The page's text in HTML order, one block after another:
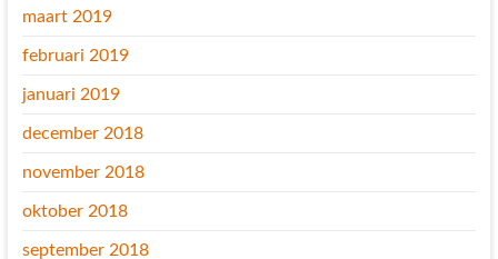
maart 2019
februari 2019
januari 2019
december 2018
november 2018
oktober 2018
september 2018